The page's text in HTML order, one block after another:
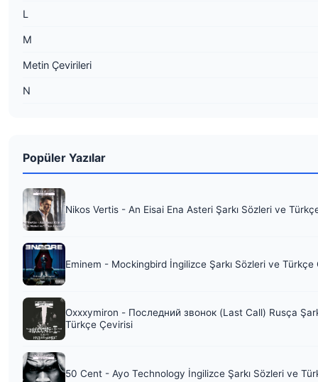
L
M
Metin Çevirileri
N
Popüler Yazılar
Nikos Vertis - An Eisai Ena Asteri Şarkı Sözleri ve
Eminem - Mockingbird İngilizce Şarkı Sözleri ve Türkçe
Oxxxymiron - Последний звонок (Last Call) Rusça
Türkçe Çevirisi
50 Cent - Ayo Technology İngilizce Şarkı Sözleri ve